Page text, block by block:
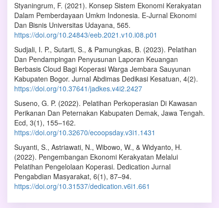
Styaningrum, F. (2021). Konsep Sistem Ekonomi Kerakyatan
Dalam Pemberdayaan Umkm Indonesia. E-Jurnal Ekonomi
Dan Bisnis Universitas Udayana, 565.
https://doi.org/10.24843/eeb.2021.v10.i08.p01
Sudjali, I. P., Sutarti, S., & Pamungkas, B. (2023). Pelatihan
Dan Pendampingan Penyusunan Laporan Keuangan
Berbasis Cloud Bagi Koperasi Warga Jembara Sauyunan
Kabupaten Bogor. Jurnal Abdimas Dedikasi Kesatuan, 4(2).
https://doi.org/10.37641/jadkes.v4i2.2427
Suseno, G. P. (2022). Pelatihan Perkoperasian Di Kawasan
Perikanan Dan Peternakan Kabupaten Demak, Jawa Tengah.
Ecd, 3(1), 155–162.
https://doi.org/10.32670/ecoopsday.v3i1.1431
Suyanti, S., Astriawati, N., Wibowo, W., & Widyanto, H.
(2022). Pengembangan Ekonomi Kerakyatan Melalui
Pelatihan Pengelolaan Koperasi. Dedication Jurnal
Pengabdian Masyarakat, 6(1), 87–94.
https://doi.org/10.31537/dedication.v6i1.661